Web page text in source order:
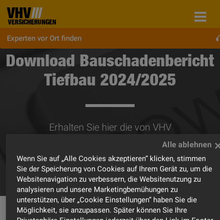
Experten vor Ort finden
Download Bauschadenbericht
Tiefbau 2024/2025
Erhalten Sie hier die von VHV
Versicherungen in Auftrag gegebene
Studie des Instituts für Bauforschung
e.V.
Aktuelle Studie: VHV-Bauschadenbericht
Wenn Sie auf „Alle Cookies akzeptieren“ klicken, stimmen
Sie der Speicherung von Cookies auf Ihrem Gerät zu, um die
Websitenavigation zu verbessern, die Websitenutzung zu
analysieren und unsere Marketingbemühungen zu
unterstützen, über „Cookie Einstellungen“ haben Sie die
Möglichkeit, sie anzupassen. Später können Sie Ihre